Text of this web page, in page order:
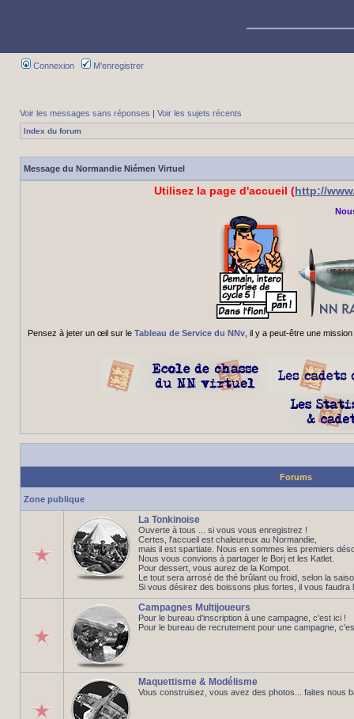
Connexion M’enregistrer
Voir les messages sans réponses | Voir les sujets récents
Index du forum
Message du Normandie Niémen Virtuel
Utilisez la page d'accueil (http://
Pensez à jeter un œil sur le Tableau de Service du NNv, il y a peut-être une
Forums
Zone publique
La Tonkinoise
Ouverte à tous ... si vous vous enregistrez !
Certes, l'accueil est chaleureux au Normandie,
mais il est spartiate. Nous en sommes les premiers
Nous vous convions à partager le Borj et les Katlet.
Pour dessert, vous aurez de la Kompot.
Le tout sera arrosé de thé brûlant ou froid, selon la
Si vous désirez des boissons plus fortes, il vous faudra
Campagnes Multijoueurs
Pour le bureau d'inscription à une campagne, c'est ici !
Pour le bureau de recrutement pour une campagne,
Maquettisme & Modélisme
Vous construisez, vous avez des photos... faites nous